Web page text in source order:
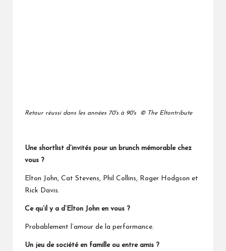
Retour réussi dans les années 70's à 90's © The Eltontribute
Une shortlist d’invités pour un brunch mémorable chez
vous ?
Elton John, Cat Stevens, Phil Collins, Roger Hodgson et
Rick Davis.
Ce qu’il y a d’Elton John en vous ?
Probablement l’amour de la performance.
Un jeu de société en famille ou entre amis ?